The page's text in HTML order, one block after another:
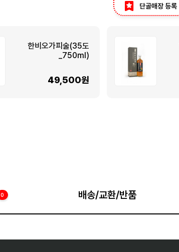
단골매장 등록
한비오가피술(35도
_750ml)
49,500원
0 배송/교환/반품